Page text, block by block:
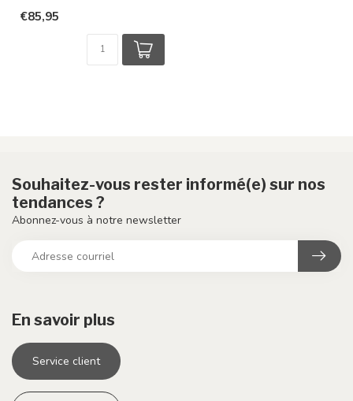
€85,95
En savoir plus
Service client
Souhaitez-vous rester informé(e) sur nos
tendances ?
Abonnez-vous à notre newsletter